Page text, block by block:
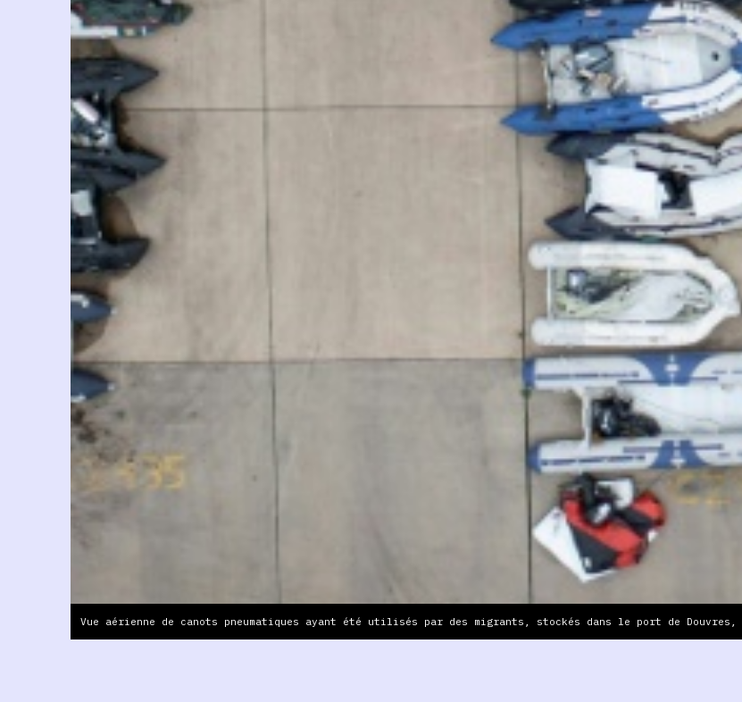
Vue aérienne de canots pneumatiques ayant été utilisés par des migrants, stockés dans le port de